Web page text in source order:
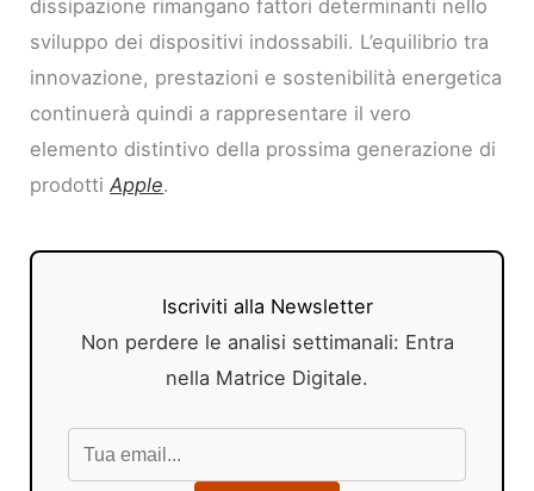
dissipazione rimangano fattori determinanti nello
sviluppo dei dispositivi indossabili. L’equilibrio tra
innovazione, prestazioni e sostenibilità energetica
continuerà quindi a rappresentare il vero
elemento distintivo della prossima generazione di
prodottiApple.
Iscriviti alla Newsletter
Non perdere le analisi settimanali: Entra
nella Matrice Digitale.